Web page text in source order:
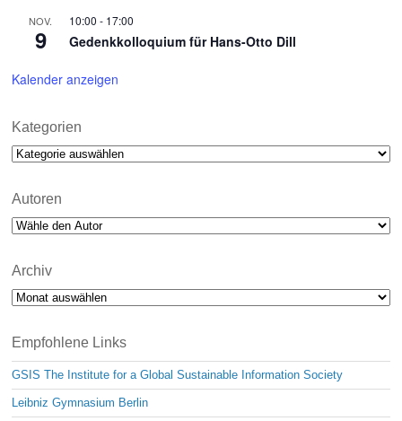
NOV.
9
10:00 - 17:00
Gedenkkolloquium für Hans-Otto Dill
Kalender anzeigen
Kategorien
Kategorien
Autoren
Archiv
Archiv
Empfohlene Links
GSIS The Institute for a Global Sustainable Information Society
Leibniz Gymnasium Berlin